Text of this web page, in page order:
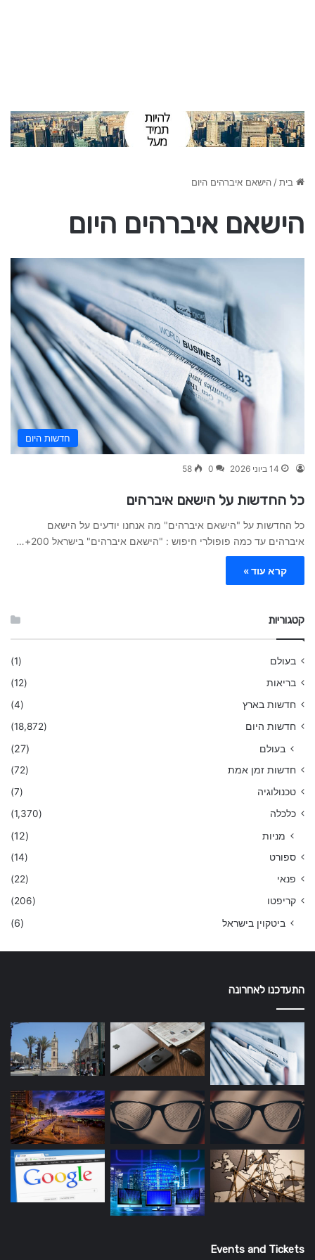
בית/הישאם איברהים היום
הישאם איברהים היום
חדשות היום
14 ביוני 2026 0
58
כל החדשות על הישאם איברהים
כל החדשות על "הישאם איברהים" מה אנחנו יודעים על הישאם
איברהים עד כמה פופולרי חיפוש : "הישאם איברהים" בישראל 200+…
קרא עוד »
קטגוריות
בעולם
(1)
בריאות
(12)
חדשות בארץ
(4)
חדשות היום
(18,872)
בעולם (27)
חדשות זמן אמת
(72)
טכנולוגיה
(7)
כלכלה
(1,370)
מניות (12)
ספורט
(14)
פנאי
(22)
קריפטו
(206)
ביטקוין בישראל (6)
התעדכנו לאחרונה
Events and Tickets